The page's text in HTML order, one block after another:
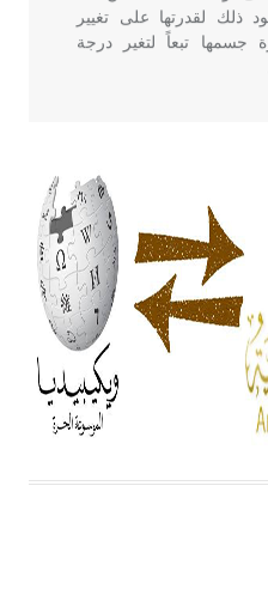
ذلك لقدرتها على تغيير
جسمها تبعاً لتغير درجة
هي: الحكم، الأدلة، تنظيم
ورسالته في جروح الرأس.
بأنه حرر الطب من
المرجان إفراز حيواني
ويتركب من مادة
وهو أحمر أو شديد
أنواعه، ويمتاز بكبر
الش